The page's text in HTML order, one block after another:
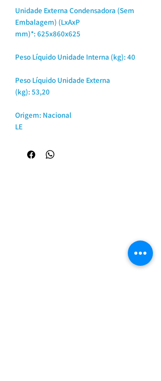
Unidade Externa Condensadora (Sem
Embalagem) (LxAxP
mm)*: 625x860x625
Peso Líquido Unidade Interna (kg): 40
Peso Líquido Unidade Externa
(kg): 53,20
Origem: Nacional
LE